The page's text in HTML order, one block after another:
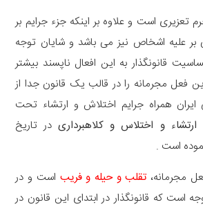
تعزیری است و علاوه بر اینکه جزء جرایم بر
بر علیه اشخاص نیز می باشد و شایان توجه
قانونگذار به این افعال ناپسند بیشتر
فعل مجرمانه را در قالب یک قانون جدا از
ایران همراه جرایم اختلاش و ارتشاء تحت
ارتشاء و اختلاس و کلاهبرداریدر تاریخ
مجرمانه، تقلب و حیله و فریب است و در
که قانونگذار در ابتدای این قانون در